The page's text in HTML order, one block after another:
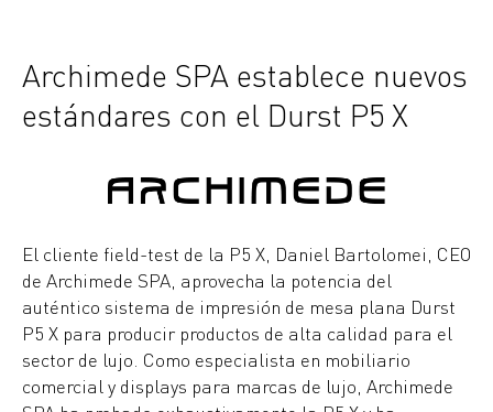
Archimede SPA establece nuevos
estándares con el Durst P5 X
El cliente field-test de la P5 X, Daniel Bartolomei, CEO
de Archimede SPA, aprovecha la potencia del
auténtico sistema de impresión de mesa plana Durst
P5 X para producir productos de alta calidad para el
sector de lujo. Como especialista en mobiliario
comercial y displays para marcas de lujo, Archimede